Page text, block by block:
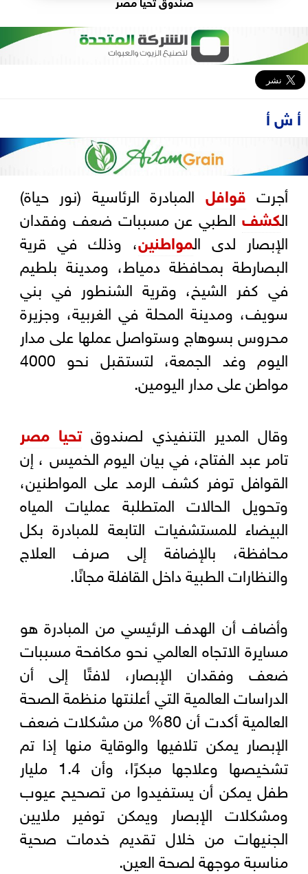
أ ش أ
أجرت قوافل المبادرة الرئاسية (نور حياة)
الكشفالطبي عن مسببات ضعف وفقدان
الإبصار لدى المواطنين، وذلك في قرية
البصارطة بمحافظة دمياط، ومدينة بلطيم
في كفر الشيخ، وقرية الشنطور في بني
سويف، ومدينة المحلة في الغربية، وجزيرة
محروس بسوهاج وستواصل عملها على مدار
اليوم وغد الجمعة، لتستقبل نحو 4000
مواطن على مدار اليومين.
وقال المدير التنفيذي لصندوقتحيا مصر
تامر عبد الفتاح، في بيان اليوم الخميس ، إن
القوافل توفر كشف الرمد على المواطنين،
وتحويل الحالات المتطلبة عمليات المياه
البيضاء للمستشفيات التابعة للمبادرة بكل
محافظة، بالإضافة إلى صرف العلاج
والنظارات الطبية داخل القافلة مجانًا.
وأضاف أن الهدف الرئيسي من المبادرة هو
مسايرة الاتجاه العالمي نحو مكافحة مسببات
ضعف وفقدان الإبصار، لافتًا إلى أن
الدراسات العالمية التي أعلنتها منظمة الصحة
العالمية أكدت أن 80% من مشكلات ضعف
الإبصار يمكن تلافيها والوقاية منها إذا تم
تشخيصها وعلاجها مبكرًا، وأن 1.4 مليار
طفل يمكن أن يستفيدوا من تصحيح عيوب
ومشكلات الإبصار ويمكن توفير ملايين
الجنيهات من خلال تقديم خدمات صحية
مناسبة موجهة لصحة العين.